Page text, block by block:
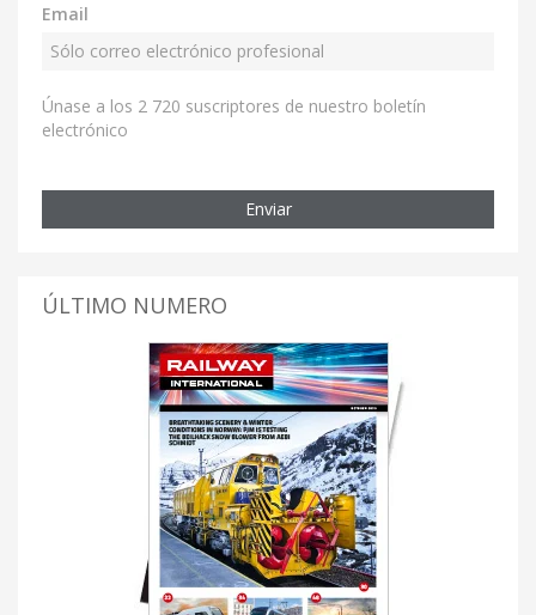
Email
Únase a los 2 720 suscriptores de nuestro boletín
electrónico
Enviar
ÚLTIMO NUMERO